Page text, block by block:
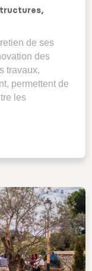
,
de ses
des
travaux,
permettent de
les